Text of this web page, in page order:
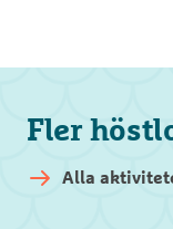
Fler
Alla